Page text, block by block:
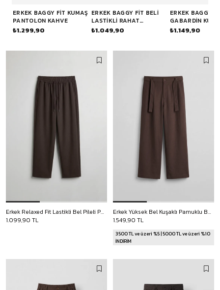
ERKEK BAGGY FIT KUMAŞ
PANTOLON KAHVE
₺1.299,90
ERKEK BAGGY FIT BELI
LASTIKLI RAHAT
PANTOLON KAHVERENGI
₺1.049,90
ERKEK BAGGY
GABARDIN
PANTOLON
₺1.149,90
Erkek Relaxed Fit Lastikli Bel Pileli Pantolon Kahverengi
1.099,90 TL
Erkek Yüksek Bel Kuşaklı Pamuklu Baggy Pantolon Kahverengi
1.549,90 TL
3500 TL ve üzeri %5 | 5000 TL ve üzeri %10
İNDİRİM